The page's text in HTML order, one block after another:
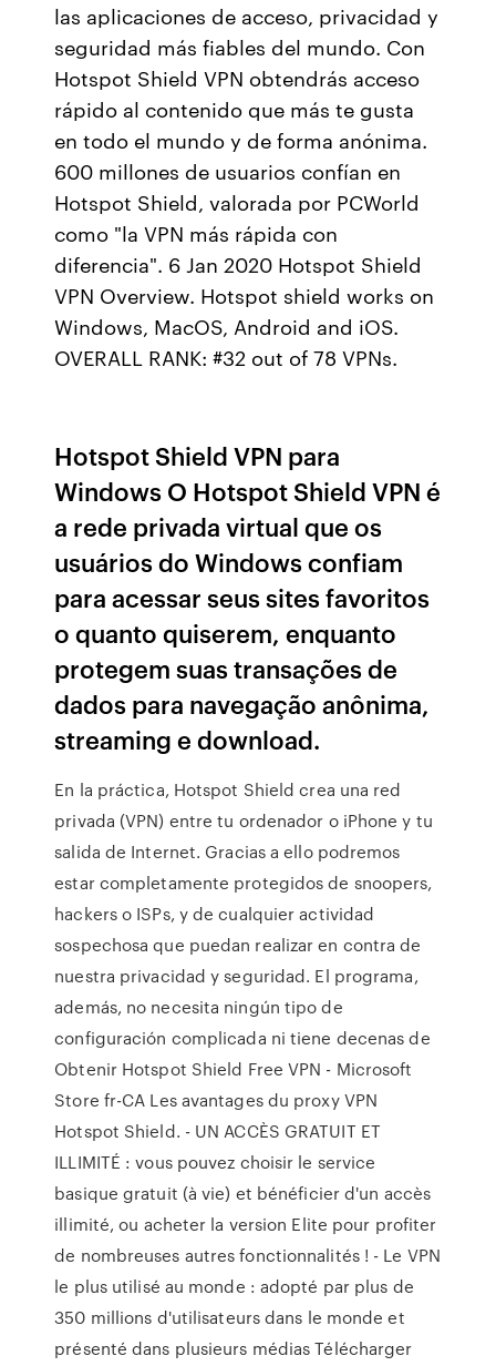
las aplicaciones de acceso, privacidad y
seguridad más fiables del mundo. Con
Hotspot Shield VPN obtendrás acceso
rápido al contenido que más te gusta
en todo el mundo y de forma anónima.
600 millones de usuarios confían en
Hotspot Shield, valorada por PCWorld
como "la VPN más rápida con
diferencia". 6 Jan 2020 Hotspot Shield
VPN Overview. Hotspot shield works on
Windows, MacOS, Android and iOS.
OVERALL RANK: #32 out of 78 VPNs.
Hotspot Shield VPN para
Windows O Hotspot Shield VPN é
a rede privada virtual que os
usuários do Windows confiam
para acessar seus sites favoritos
o quanto quiserem, enquanto
protegem suas transações de
dados para navegação anônima,
streaming e download.
En la práctica, Hotspot Shield crea una red
privada (VPN) entre tu ordenador o iPhone y tu
salida de Internet. Gracias a ello podremos
estar completamente protegidos de snoopers,
hackers o ISPs, y de cualquier actividad
sospechosa que puedan realizar en contra de
nuestra privacidad y seguridad. El programa,
además, no necesita ningún tipo de
configuración complicada ni tiene decenas de
Obtenir Hotspot Shield Free VPN - Microsoft
Store fr-CA Les avantages du proxy VPN
Hotspot Shield. - UN ACCÈS GRATUIT ET
ILLIMITÉ : vous pouvez choisir le service
basique gratuit (à vie) et bénéficier d'un accès
illimité, ou acheter la version Elite pour profiter
de nombreuses autres fonctionnalités ! - Le VPN
le plus utilisé au monde : adopté par plus de
350 millions d'utilisateurs dans le monde et
présenté dans plusieurs médias Télécharger